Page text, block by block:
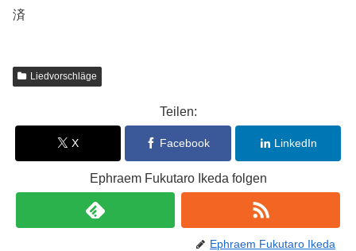
済
Liedvorschläge
Teilen:
X Facebook LinkedIn
Ephraem Fukutaro Ikeda folgen
Ephraem Fukutaro Ikeda